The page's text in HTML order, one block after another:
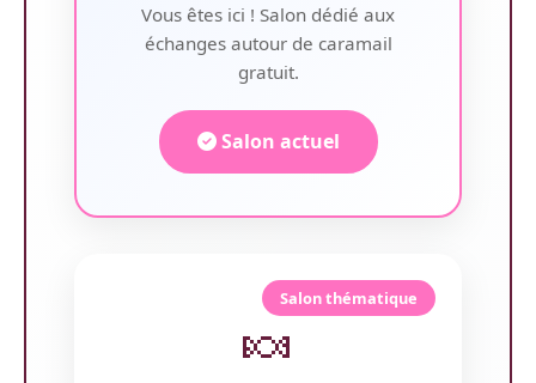
Vous êtes ici ! Salon dédié aux
échanges autour de caramail
gratuit.
Salon actuel
Salon thématique
🍬